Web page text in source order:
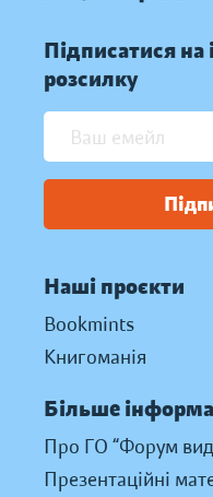
Підписатися
розсилку
Наші проєкти
Bookmints
Книгоманія
Більше
Про ГО “Форум
Презентаційні